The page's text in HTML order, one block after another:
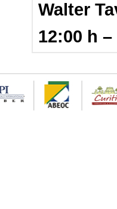
Walter
12:00 h